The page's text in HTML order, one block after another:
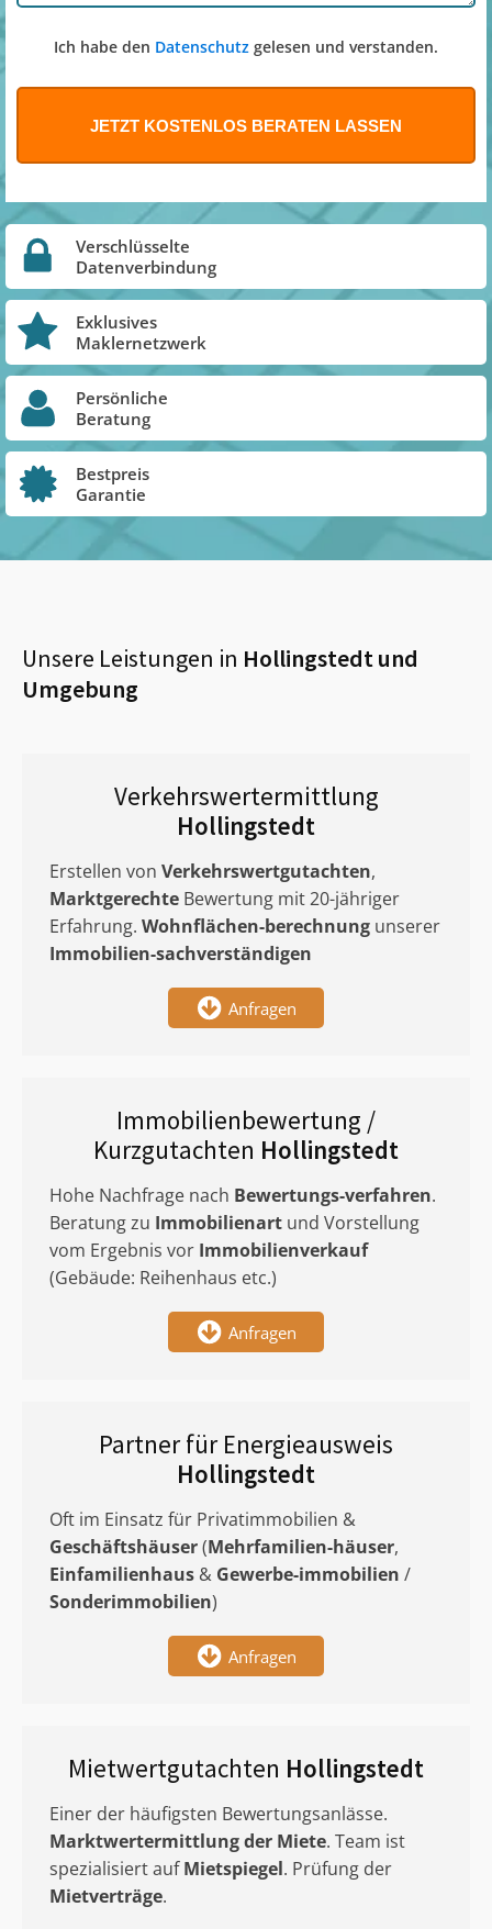
Ich habe den Datenschutz gelesen und verstanden.
Verschlüsselte
Datenverbindung
Exklusives
Maklernetzwerk
Persönliche
Beratung
Bestpreis
Garantie
Unsere Leistungen in Hollingstedtund
Umgebung
Verkehrswertermittlung
Hollingstedt
Erstellen von Verkehrswertgutachten,
Marktgerechte Bewertung mit 20-jähriger
Erfahrung. Wohnflächen-berechnung unserer
Immobilien-sachverständigen
Anfragen
Immobilienbewertung /
Kurzgutachten Hollingstedt
Hohe Nachfrage nach Bewertungs-verfahren.
Beratung zu Immobilienart und Vorstellung
vom Ergebnis vor Immobilienverkauf
(Gebäude: Reihenhaus etc.)
Anfragen
Partner für Energieausweis
Hollingstedt
Oft im Einsatz für Privatimmobilien &
Geschäftshäuser(Mehrfamilien-häuser,
Einfamilienhaus & Gewerbe-immobilien /
Sonderimmobilien)
Anfragen
Mietwertgutachten Hollingstedt
Einer der häufigsten Bewertungsanlässe.
Marktwertermittlungder Miete. Team ist
spezialisiert aufMietspiegel. Prüfung der
Mietverträge.